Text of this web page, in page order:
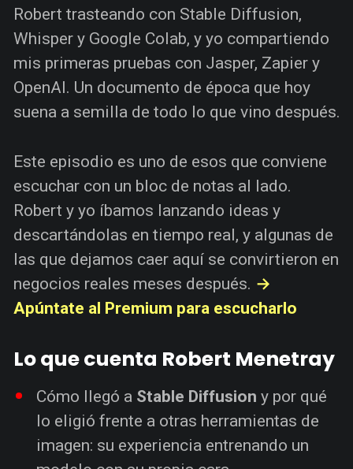
Robert trasteando con Stable Diffusion,
Whisper y Google Colab, y yo compartiendo
mis primeras pruebas con Jasper, Zapier y
OpenAI. Un documento de época que hoy
suena a semilla de todo lo que vino después.
Este episodio es uno de esos que conviene
escuchar con un bloc de notas al lado.
Robert y yo íbamos lanzando ideas y
descartándolas en tiempo real, y algunas de
las que dejamos caer aquí se convirtieron en
negocios reales meses después. →
Apúntate al Premium para escucharlo
Lo que cuenta Robert Menetray
Cómo llegó a Stable Diffusion y por qué
lo eligió frente a otras herramientas de
imagen: su experiencia entrenando un